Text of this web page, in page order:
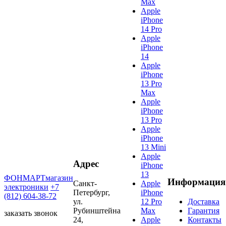
ФОНМАРТмагазин
электроники +7
(812) 604-38-72
заказать звонок
Адрес
Санкт-
Петербург,
ул.
Рубинштейна
24,
Max
Apple
iPhone
14 Pro
Apple
iPhone
14
Apple
iPhone
13 Pro
Max
Apple
iPhone
13 Pro
Apple
iPhone
13 Mini
Apple
iPhone
13
Apple
iPhone
12 Pro
Max
Apple
Информация
Доставка
Гарантия
Контакты